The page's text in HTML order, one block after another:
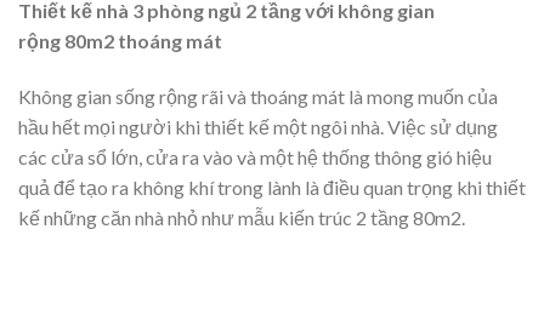
thông đi lại, tăng thêm độ rộng rãi bề thế trong căn nhà
80m2.
Mẫu thiết kế nhà 2 tầng 80m2 tân cổ điển sang trọng có 3
phòng ngủ
Thiết kế nhà 3 phòng ngủ 2 tầng với không gian